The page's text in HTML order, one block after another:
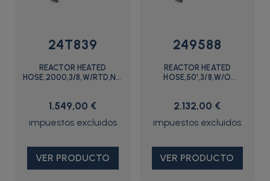
24T839
REACTOR HEATED
HOSE,2000,3/8,W/RTD,NO
1.549,00 €
VER PRODUCTO
249588
REACTOR HEATED
HOSE,50',3/8,W/O
2.132,00 €
VER PRODUCTO